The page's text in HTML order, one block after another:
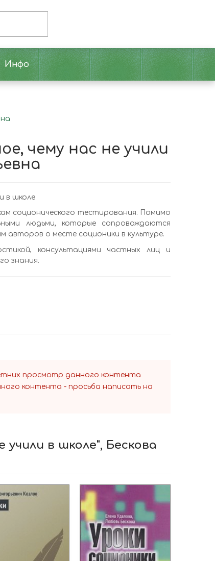
Инфо
чему нас не учили
в школе
соционического тестирования. Помимо
людьми, которые сопровождаются
о месте соционики в культуре.
консультациями частных лиц и
знания.
просмотр данного контента
контента - просьба написать на
в школе", Бескова